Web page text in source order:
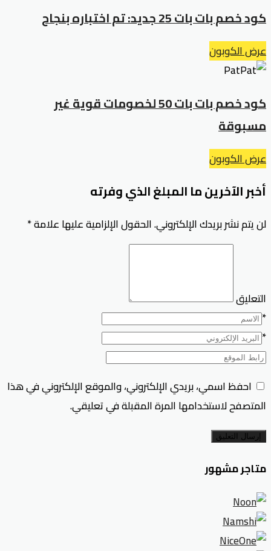
كود خصم بات بات 25 جديد: تم اختباره بنجاح
عرض الكوبون
كود خصم بات بات 50 لخصومات قوية غير
مسبوقة
عرض الكوبون
أخبر الآخرين ما المبلغ الذي وفرته
لن يتم نشر بريدك الإلكتروني.الحقول الإلزامية عليها علامة*
التعليق
*
*
احفظ اسمي، بريدي الإلكتروني، والموقع الإلكتروني في هذا
المتصفح لاستخدامها المرة المقبلة في تعليقي.
إرسال التعليق
متاجر مشهور